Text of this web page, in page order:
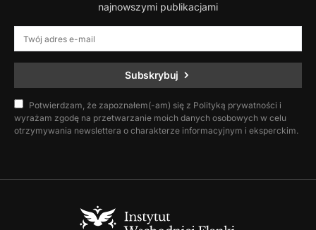
najnowszymi publikacjami
Subskrybuj
Potwierdzam, że zapoznałem(-am) się z Polityką prywatności i
wyrażam zgodę na przetwarzanie moich danych osobowych w celu
otrzymywania newslettera o charakterze informacyjnym i eksperckim.